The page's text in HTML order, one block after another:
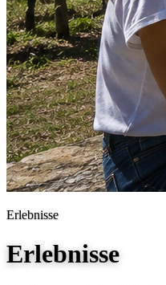
Erlebnisse
Erlebnisse